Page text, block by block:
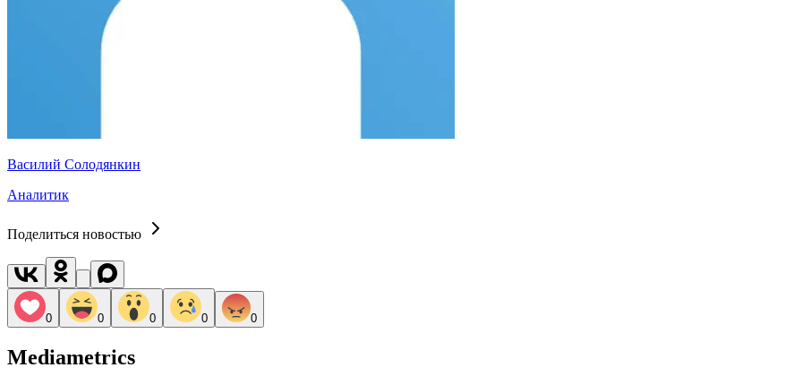
Василий Солодянкин
Аналитик
Поделиться новостью
0 0 0 0 0
Mediametrics